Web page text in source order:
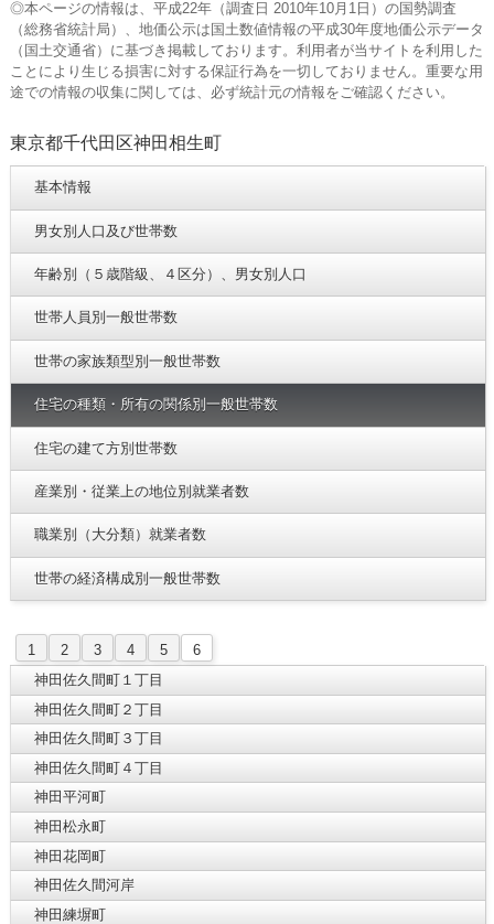
◎本ページの情報は、平成22年（調査日 2010年10月1日）の国勢調査
（総務省統計局）、地価公示は国土数値情報の平成30年度地価公示データ
（国土交通省）に基づき掲載しております。利用者が当サイトを利用した
ことにより生じる損害に対する保証行為を一切しておりません。重要な用
途での情報の収集に関しては、必ず統計元の情報をご確認ください。
東京都千代田区神田相生町
基本情報
男女別人口及び世帯数
年齢別（５歳階級、４区分）、男女別人口
世帯人員別一般世帯数
世帯の家族類型別一般世帯数
住宅の種類・所有の関係別一般世帯数
住宅の建て方別世帯数
産業別・従業上の地位別就業者数
職業別（大分類）就業者数
世帯の経済構成別一般世帯数
1 2 3 4 5
6
神田佐久間町１丁目
神田佐久間町２丁目
神田佐久間町３丁目
神田佐久間町４丁目
神田平河町
神田松永町
神田花岡町
神田佐久間河岸
神田練塀町